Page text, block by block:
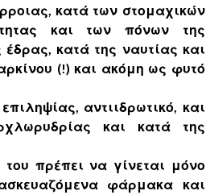
κατά των στομαχικών
και των πόνων της
κατά της ναυτίας και
(!) και ακόμη ως φυτό
αντιιδρωτικό, και
και κατά της
πρέπει να γίνεται μόνο
φάρμακα και